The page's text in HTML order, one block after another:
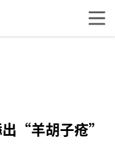
“羊胡子疮”